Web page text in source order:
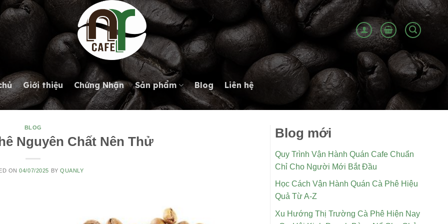
Giới thiệu Chứng Nhận Sản phẩm Blog Liên hệ
BLOG
Nguyên Chất Nên Thử
ON04/07/2025 BYQUANLY
Blog mới
Quy Trình Vận Hành Quán Cafe Chuẩn
Chỉ Cho Người Mới Bắt Đầu
Học Cách Vận Hành Quán Cà Phê Hiệu
Quả Từ A-Z
Xu Hướng Thị Trường Cà Phê Hiện Nay